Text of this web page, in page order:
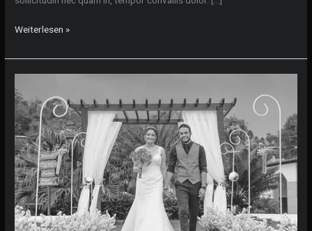
Birthday
of
Praesent
fringilla
Weiterlesen »